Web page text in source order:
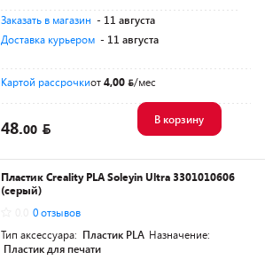
Заказать в магазин - 11 августа
Доставка курьером - 11 августа
Картой рассрочкиот4,00 /мес
48.00
В корзину
Пластик Creality PLA Soleyin Ultra 3301010606
(серый)
0 отзывов
Тип аксессуара: Пластик PLA Назначение:
Пластик для печати